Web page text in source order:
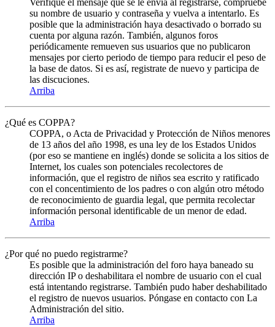
su nombre de usuario y contraseña y vuelva a intentarlo. Es
posible que la administración haya desactivado o borrado su
cuenta por alguna razón. También, algunos foros
periódicamente remueven sus usuarios que no publicaron
mensajes por cierto periodo de tiempo para reducir el peso de
la base de datos. Si es así, registrate de nuevo y participa de
las discuciones.
Arriba
¿Qué es COPPA?
COPPA, o Acta de Privacidad y Protección de Niños menores
de 13 años del año 1998, es una ley de los Estados Unidos
(por eso se mantiene en inglés) donde se solicita a los sitios de
Internet, los cuales son potenciales recolectores de
información, que el registro de niños sea escrito y ratificado
con el concentimiento de los padres o con algún otro método
de reconocimiento de guardia legal, que permita recolectar
información personal identificable de un menor de edad.
Arriba
¿Por qué no puedo registrarme?
Es posible que la administración del foro haya baneado su
dirección IP o deshabilitara el nombre de usuario con el cual
está intentando registrarse. También pudo haber deshabilitado
el registro de nuevos usuarios. Póngase en contacto con La
Administración del sitio.
Arriba